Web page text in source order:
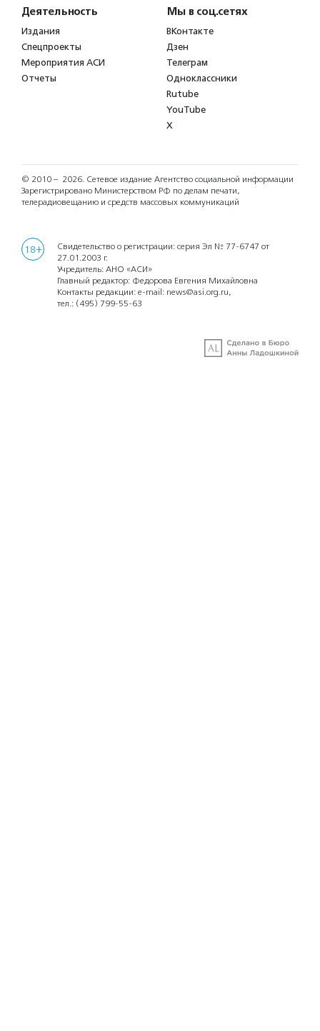
Деятельность
Издания
Спецпроекты
Мероприятия АСИ
Отчеты
Мы в соц.сетях
ВКонтакте
Дзен
Телеграм
Одноклассники
Rutube
YouTube
X
© 2010 – 2026. Сетевое издание Агентство социальной информации
Зарегистрировано Министерством РФ по делам печати,
телерадиовещанию и средств массовых коммуникаций
18+
Свидетельство о регистрации: серия Эл № 77-6747 от
27.01.2003 г.
Учредитель: АНО «АСИ»
Главный редактор: Федорова Евгения Михайловна
Контакты редакции: e-mail: news@asi.org.ru,
тел.: (495) 799-55-63